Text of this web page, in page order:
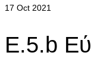
17 Oct 2021
E.5.b